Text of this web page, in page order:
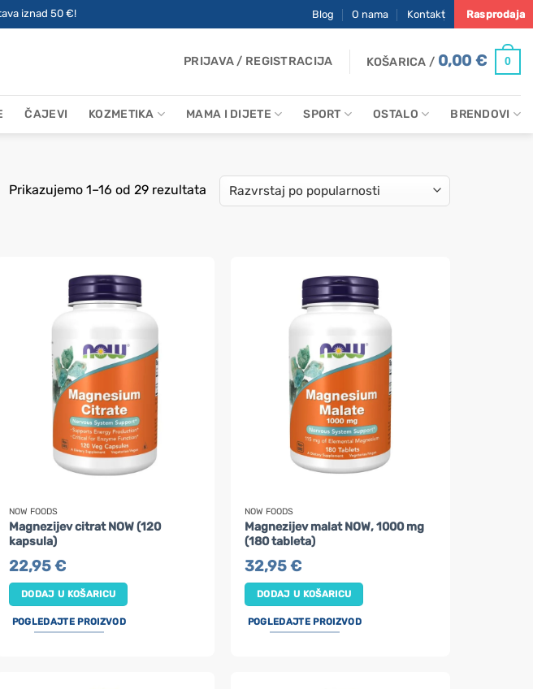
iznad 50 €! Blog O nama Kontakt Rasprodaja
PRIJAVA / REGISTRACIJA KOŠARICA / 0,00€ 0
ČAJEVI KOZMETIKA MAMA I DIJETE SPORT OSTALO BRENDOVI
Prikazujemo 1–16 od 29 rezultataPoredano
NOW FOODS
Magnezijev citrat NOW (120
kapsula)
22,95€
DODAJ U KOŠARICU
POGLEDAJTE PROIZVOD
NOW FOODS
Magnezijev malat NOW, 1000 mg
(180 tableta)
32,95€
DODAJ U KOŠARICU
POGLEDAJTE PROIZVOD